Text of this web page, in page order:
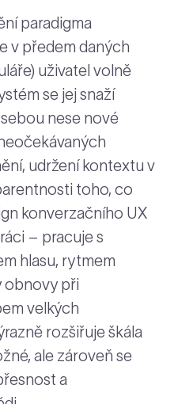
paradigma
v předem daných
uživatel volně
se jej snaží
nese nové
udržení kontextu v
toho, co
konverzačního UX
– pracuje s
hlasu, rytmem
obnovy při
velkých
rozšiřuje škála
ale zároveň se
a